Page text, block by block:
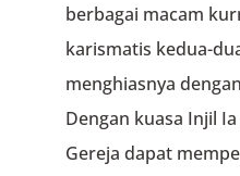
berbagai macam
karismatis kedua-
menghiasnya
Dengan kuasa Injil
Gereja dapat